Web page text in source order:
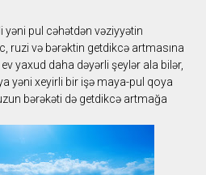
pul cəhətdən vəziyyətin
ruzi və bərəktin getdikcə artmasına
yaxud daha dəyərli şeylər ala bilər,
yəni xeyirli bir işə maya-pul qoya
bərəkəti də getdikcə artmağa